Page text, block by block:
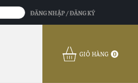
ĐĂNG NHẬP / ĐĂNG KÝ
GIỎ HÀNG 0